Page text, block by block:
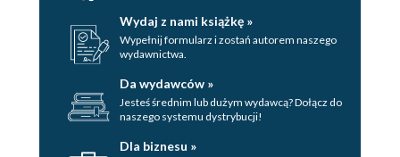
Wydaj z nami książkę »
Wypełnij formularz i zostań autorem naszego
wydawnictwa.
Da wydawców »
Jesteś średnim lub dużym wydawcą? Dołącz do
naszego systemu dystrybucji!
Dla biznesu »